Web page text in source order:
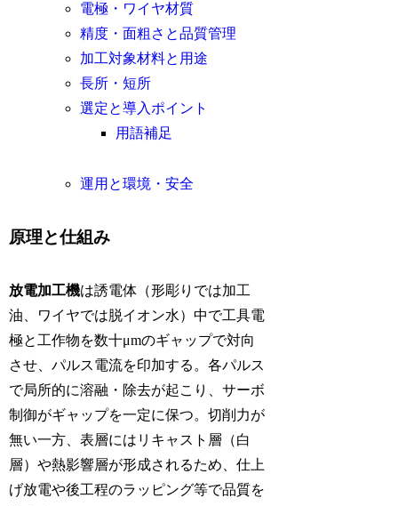
電極・ワイヤ材質
精度・面粗さと品質管理
加工対象材料と用途
長所・短所
選定と導入ポイント
用語補足
運用と環境・安全
原理と仕組み
放電加工機は誘電体（形彫りでは加工
油、ワイヤでは脱イオン水）中で工具電
極と工作物を数十μmのギャップで対向
させ、パルス電流を印加する。各パルス
で局所的に溶融・除去が起こり、サーボ
制御がギャップを一定に保つ。切削力が
無い一方、表層にはリキャスト層（白
層）や熱影響層が形成されるため、仕上
げ放電や後工程のラッピング等で品質を